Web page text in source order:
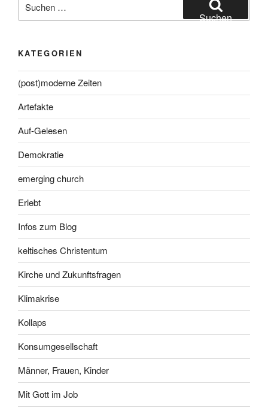
nach:
Suchen
KATEGORIEN
(post)moderne Zeiten
Artefakte
Auf-Gelesen
Demokratie
emerging church
Erlebt
Infos zum Blog
keltisches Christentum
Kirche und Zukunftsfragen
Klimakrise
Kollaps
Konsumgesellschaft
Männer, Frauen, Kinder
Mit Gott im Job